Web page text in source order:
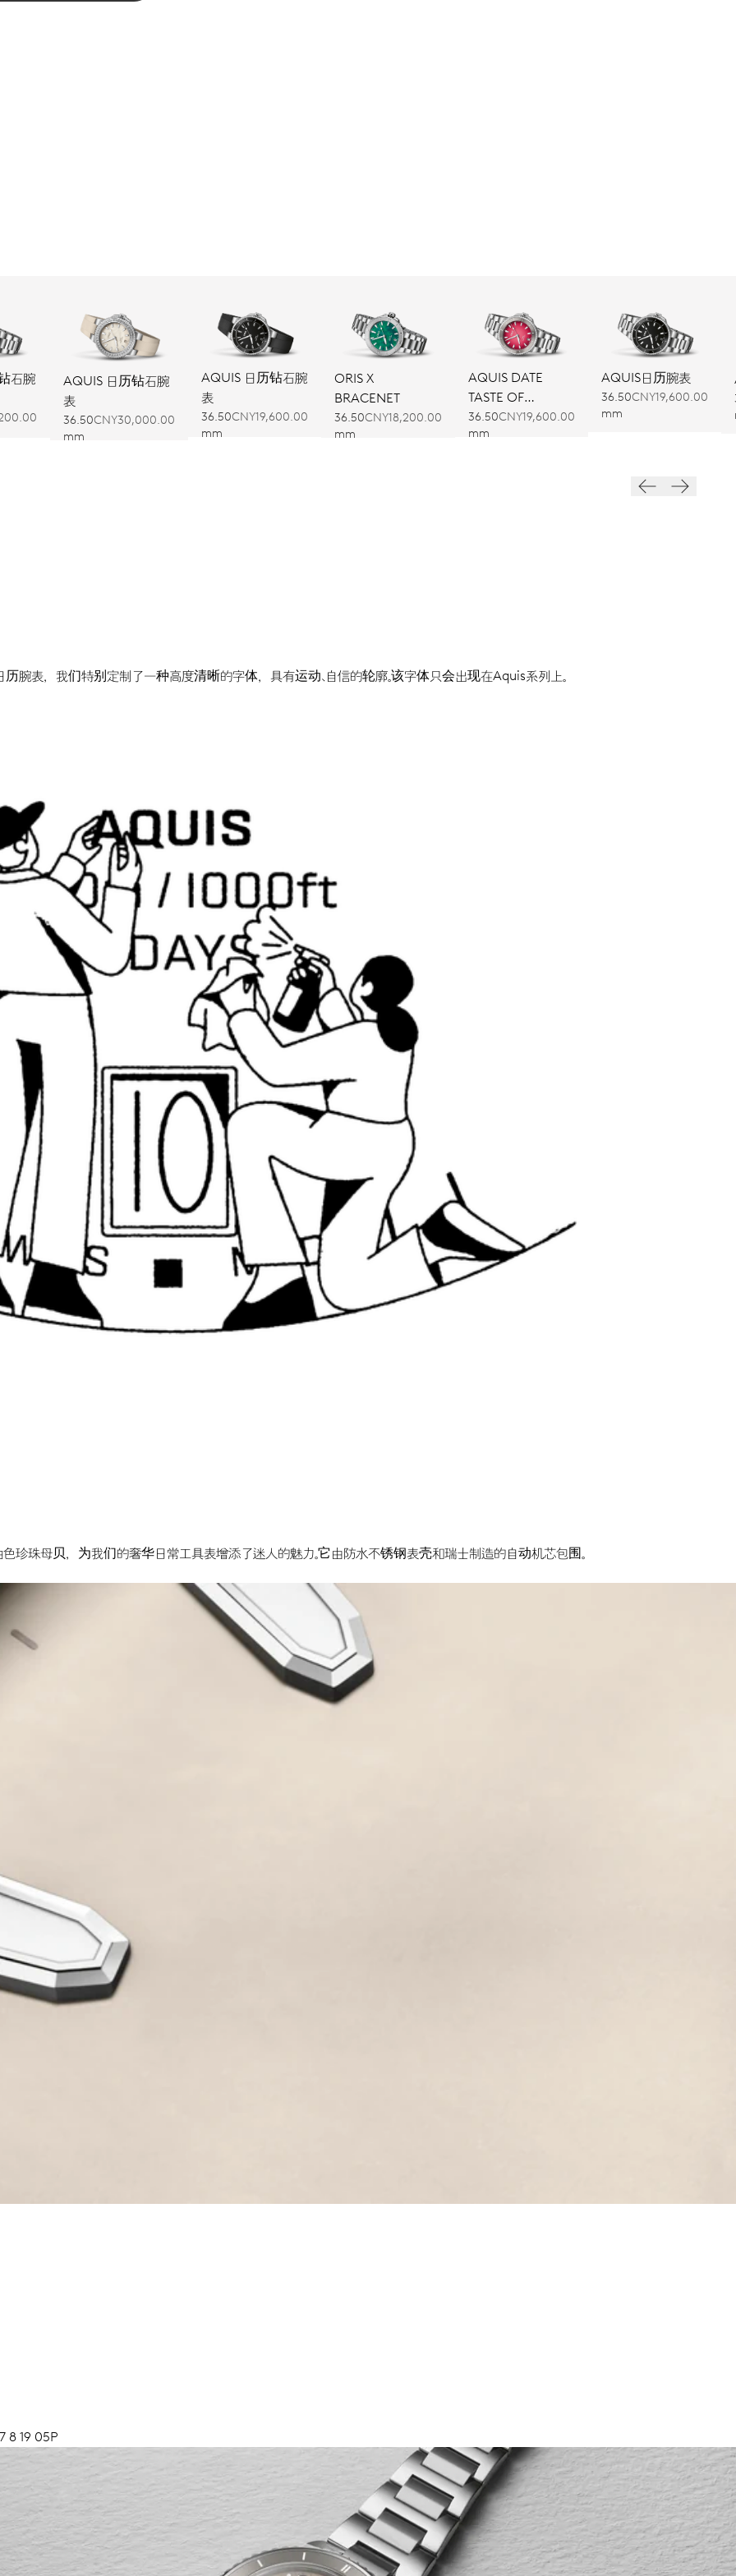
石腕
AQUIS 日历钻石腕
表
36.50
mm
CNY30,000.00
AQUIS 日历钻石腕
表
36.50
mm
CNY19,600.00
ORIS X
BRACENET
36.50
mm
CNY18,200.00
AQUIS DATE
TASTE OF
SUMMER
36.50
mm
CNY19,600.00
AQUIS日历腕表
36.50
mm
CNY19,600.00
腕表，我们特别定制了一种高度清晰的字体，具有运动、自信的轮廓。该字体只会出现在Aquis系列上。
珠母贝，为我们的奢华日常工具表增添了迷人的魅力。它由防水不锈钢表壳和瑞士制造的自动机芯包围。
8 19 05P